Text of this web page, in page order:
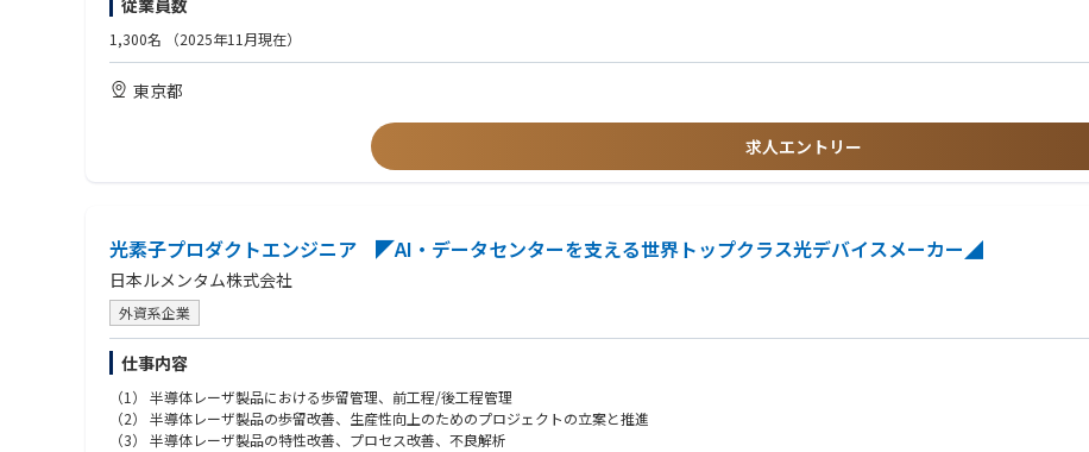
・ KPIのモニタリングおよび分析、改善提案の実施
・ 営業チームと連携したキーアカウント向け戦略の策定およびシェア拡大支援
・ マーケティング施策における各種法規制およびブランドガイドライン遵守
従業員数
1,300名 （2025年11月現在）
東京都
求人エントリー
光素子プロダクトエンジニア ◤AI・データセンターを支える世界トップクラス光デバイスメーカー◢
日本ルメンタム株式会社
外資系企業
仕事内容
（1） 半導体レーザ製品における歩留管理、前工程/後工程管理
（2） 半導体レーザ製品の歩留改善、生産性向上のためのプロジェクトの立案と推進
（3） 半導体レーザ製品の特性改善、プロセス改善、不良解析